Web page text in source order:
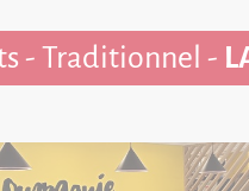
- Traditionnel -